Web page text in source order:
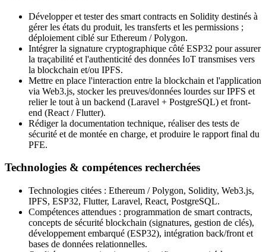
Développer et tester des smart contracts en Solidity destinés à
gérer les états du produit, les transferts et les permissions ;
déploiement ciblé sur Ethereum / Polygon.
Intégrer la signature cryptographique côté ESP32 pour assurer
la traçabilité et l'authenticité des données IoT transmises vers
la blockchain et/ou IPFS.
Mettre en place l'interaction entre la blockchain et l'application
via Web3.js, stocker les preuves/données lourdes sur IPFS et
relier le tout à un backend (Laravel + PostgreSQL) et front-
end (React / Flutter).
Rédiger la documentation technique, réaliser des tests de
sécurité et de montée en charge, et produire le rapport final du
PFE.
Technologies & compétences recherchées
Technologies citées : Ethereum / Polygon, Solidity, Web3.js,
IPFS, ESP32, Flutter, Laravel, React, PostgreSQL.
Compétences attendues : programmation de smart contracts,
concepts de sécurité blockchain (signatures, gestion de clés),
développement embarqué (ESP32), intégration back/front et
bases de données relationnelles.